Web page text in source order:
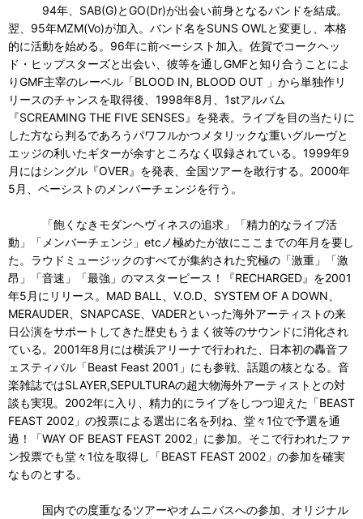
94年、SAB(G)とGO(Dr)が出会い前身となるバンドを結成。
翌、95年MZM(Vo)が加入。バンド名をSUNS OWLと変更し、本格
的に活動を始める。96年に前べーシスト加入。佐賀でコークヘッ
ド・ヒップスターズと出会い、彼等を通しGMFと知り合うことによ
りGMF主宰のレーベル「BLOOD IN, BLOOD OUT 」から単独作リ
リースのチャンスを取得後、1998年8月、1stアルバム
『SCREAMING THE FIVE SENSES』を発表。ライブを目の当たりに
した方なら判るであろうパワフルかつメタリックな重いグルーヴと
エッジの利いたギターが余すところなく収録されている。1999年9
月にはシングル『OVER』を発表、全国ツアーを敢行する。2000年
5月、ベーシストのメンバーチェンジを行う。
「飽くなきモダンヘヴィネスの追求」「精力的なライブ活
動」「メンバーチェンジ」etcノ極めたが故にここまでの年月を要し
た。ラウドミュージックのすべてが集約された究極の「激重」「激
昂」「音速」「最強」のマスターピース！『RECHARGED』を2001
年5月にリリース。MAD BALL、V.O.D、SYSTEM OF A DOWN、
MERAUDER、SNAPCASE、VADERといった海外アーティストの来
日公演をサポートしてきた歴史もうまく彼等のサウンドに消化され
ている。2001年8月には横浜アリーナで行われた、日本初の轟音フ
ェスティバル「Beast Feast 2001」にも参戦、話題の核となる。音
楽雑誌ではSLAYER,SEPULTURAの超大物海外アーティストとの対
談も実現。2002年に入り、精力的にライブをしつつ迎えた「BEAST
FEAST 2002」の投票による選出に名を列ね、堂々1位で予選を通
過！「WAY OF BEAST FEAST 2002」に参加。そこで行われたファ
ン投票でも堂々1位を取得し「BEAST FEAST 2002」の参加を確実
なものとする。
国内での度重なるツアーやオムニバスへの参加、オリジナル